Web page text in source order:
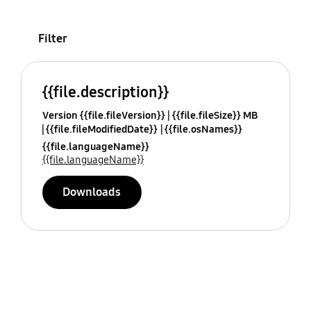
Filter
{{file.description}}
Version {{file.fileVersion}} {{file.fileSize}} MB
{{file.fileModifiedDate}} {{file.osNames}}
{{file.languageName}}
{{file.languageName}}
Downloads